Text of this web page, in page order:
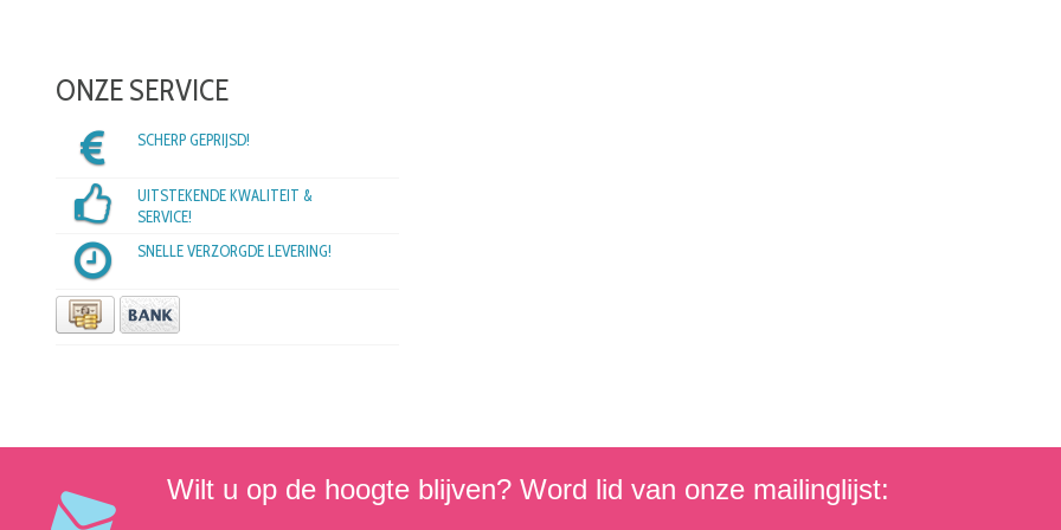
ONZE SERVICE
SCHERP GEPRIJSD!
UITSTEKENDE KWALITEIT &
SERVICE!
SNELLE VERZORGDE LEVERING!
Wilt u op de hoogte blijven? Word lid van onze mailinglijst: